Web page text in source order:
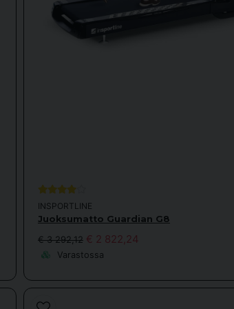
INSPORTLINE
Juoksumatto Guardian G8
€ 3 292,12 € 2 822,24
Varastossa